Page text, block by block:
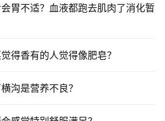
胃不适？血液都跑去肌肉了消化暂
得香有的人觉得像肥皂？
沟是营养不良？